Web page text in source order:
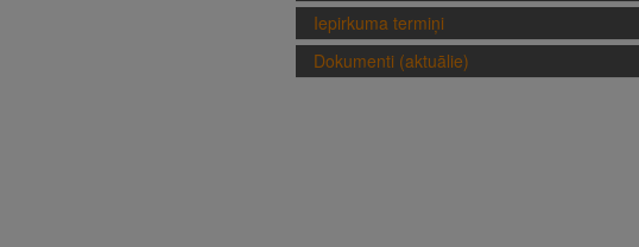
Iepirkuma termiņi
Dokumenti (aktuālie)